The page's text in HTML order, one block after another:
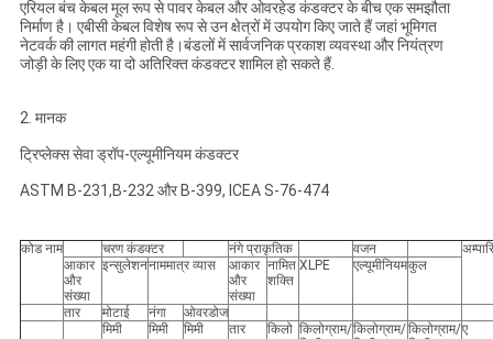
एरियल बंच केबल मूल रूप से पावर केबल और ओवरहेड कंडक्टर के बीच एक समझौता
निर्माण है। एबीसी केबल विशेष रूप से उन क्षेत्रों में उपयोग किए जाते हैं जहां भूमिगत
नेटवर्क की लागत महंगी होती है।बंडलों में सार्वजनिक प्रकाश व्यवस्था और नियंत्रण
जोड़ी के लिए एक या दो अतिरिक्त कंडक्टर शामिल हो सकते हैं.
2. मानक
ट्रिप्लेक्स सेवा ड्रॉप-एल्यूमीनियम कंडक्टर
ASTM B-231,B-232 और B-399, ICEA S-76-474
कोड नाम चरण कंडक्टर नंगे प्राकृतिक वजन
आकार
और
संख्या
इन्सुलेशननाममात्र व्यास
आकार
और
संख्या
नामित
शक्ति
XLPE एल्यूमीनियमकुल
तार मोटाई नंगा
ओवरडोज
मिमी
मिमी मिमी तार किलो किलोग्राम/किलोग्राम/किलोग्राम/ए